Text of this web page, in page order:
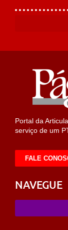
Portal da
serviço de um
FALE
NAVEGUE